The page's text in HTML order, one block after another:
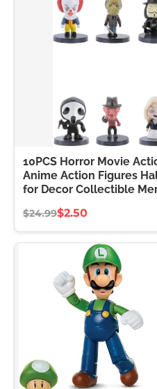
10PCS Horror Movie
Anime Action Figures
for Decor Collectible
$24.99$2.50